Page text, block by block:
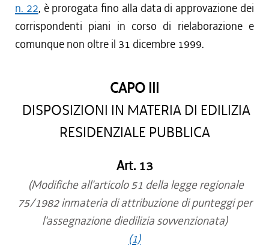
n. 22, è prorogata fino alla data di approvazione dei
corrispondenti piani in corso di rielaborazione e
comunque non oltre il 31 dicembre 1999.
CAPO III
DISPOSIZIONI IN MATERIA DI EDILIZIA
RESIDENZIALE PUBBLICA
Art. 13
(Modifiche all'articolo 51 della legge regionale
75/1982 inmateria di attribuzione di punteggi per
l'assegnazione diedilizia sovvenzionata)
(1)